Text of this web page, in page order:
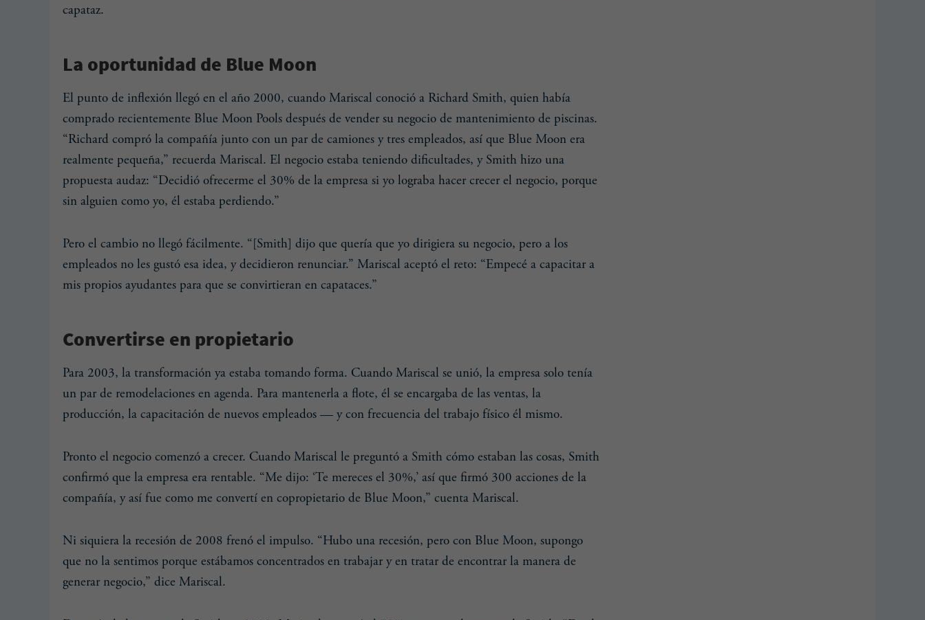
capataz.
La oportunidad de Blue Moon
El punto de inflexión llegó en el año 2000, cuando Mariscal conoció a Richard Smith, quien había
comprado recientemente Blue Moon Pools después de vender su negocio de mantenimiento de piscinas.
“Richard compró la compañía junto con un par de camiones y tres empleados, así que Blue Moon era
realmente pequeña,” recuerda Mariscal. El negocio estaba teniendo dificultades, y Smith hizo una
propuesta audaz: “Decidió ofrecerme el 30% de la empresa si yo lograba hacer crecer el negocio, porque
sin alguien como yo, él estaba perdiendo.”
Pero el cambio no llegó fácilmente. “[Smith] dijo que quería que yo dirigiera su negocio, pero a los
empleados no les gustó esa idea, y decidieron renunciar.” Mariscal aceptó el reto: “Empecé a capacitar a
mis propios ayudantes para que se convirtieran en capataces.”
Convertirse en propietario
Para 2003, la transformación ya estaba tomando forma. Cuando Mariscal se unió, la empresa solo tenía
un par de remodelaciones en agenda. Para mantenerla a flote, él se encargaba de las ventas, la
producción, la capacitación de nuevos empleados — y con frecuencia del trabajo físico él mismo.
Pronto el negocio comenzó a crecer. Cuando Mariscal le preguntó a Smith cómo estaban las cosas, Smith
confirmó que la empresa era rentable. “Me dijo: ‘Te mereces el 30%,’ así que firmó 300 acciones de la
compañía, y así fue como me convertí en copropietario de Blue Moon,” cuenta Mariscal.
Ni siquiera la recesión de 2008 frenó el impulso. “Hubo una recesión, pero con Blue Moon, supongo
que no la sentimos porque estábamos concentrados en trabajar y en tratar de encontrar la manera de
generar negocio,” dice Mariscal.